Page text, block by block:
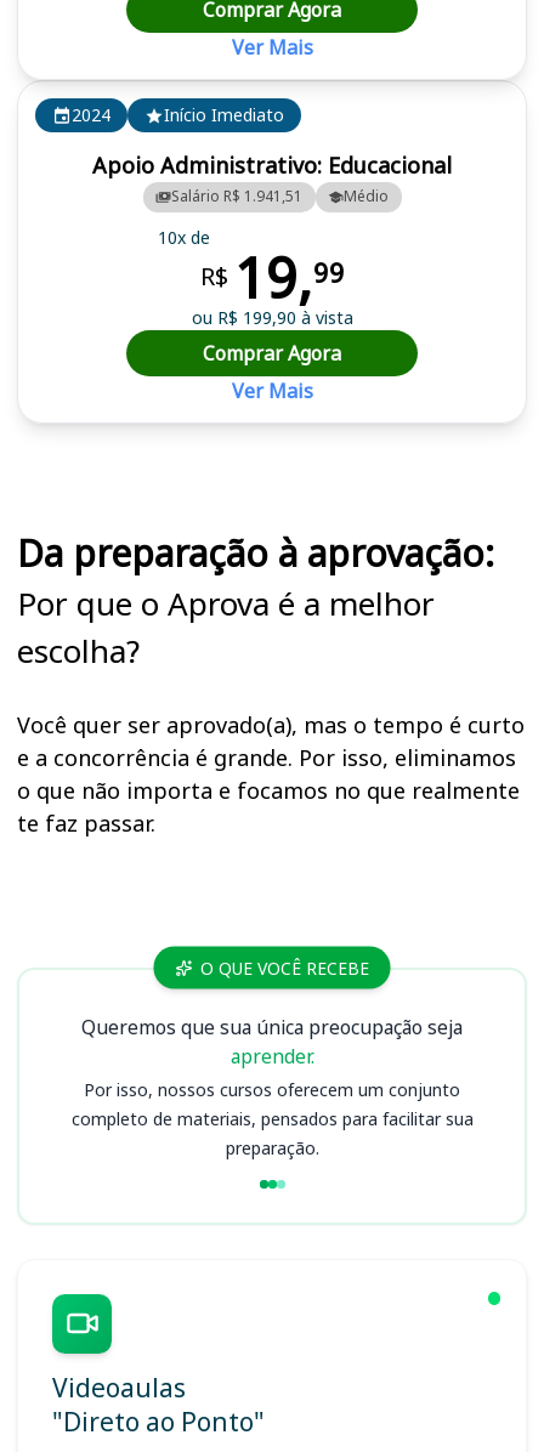
2024 Início Imediato
Apoio Administrativo: Educacional
Salário R$ 1.941,51 Médio
10x de
R$ 19,99
ou R$ 199,90 à vista
Comprar Agora
Ver Mais
Comprar Agora
Ver Mais
Da preparação à aprovação:
Por que o Aprova é a melhor
escolha?
Você quer ser aprovado(a), mas o tempo é curto
e a concorrência é grande. Por isso, eliminamos
o que não importa e focamos no que realmente
te faz passar.
Cursos SEE ACO QUE VOCÊ RECEBE
Queremos que sua única preocupação seja
aprender.
Por isso, nossos cursos oferecem um conjunto
completo de materiais, pensados para facilitar sua
preparação.
Videoaulas
"Direto ao Ponto"